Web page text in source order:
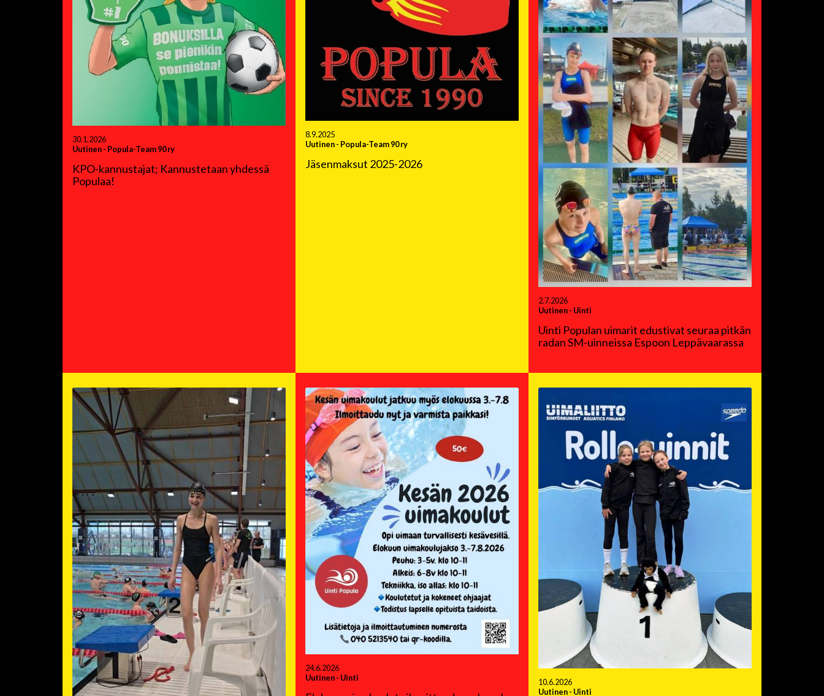
30.1.2026
Uutinen- Popula-Team 90 ry
KPO-kannustajat; Kannustetaan yhdessä
Populaa!
8.9.2025
Uutinen- Popula-Team 90 ry
Jäsenmaksut 2025-2026
2.7.2026
Uutinen- Uinti
Uinti Populan uimarit edustivat seuraa pitkän
radan SM-uinneissa Espoon Leppävaarassa
24.6.2026
Uutinen- Uinti
10.6.2026
Uutinen- Uinti